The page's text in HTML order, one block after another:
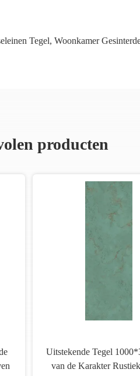
Tegel, Woonkamer
producten
Uitstekende Tegel
van de Karakter